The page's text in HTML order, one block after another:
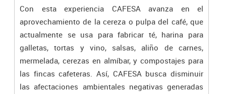
Con esta experiencia CAFESA avanza en el
aprovechamiento de la cereza o pulpa del café, que
actualmente se usa para fabricar té, harina para
galletas, tortas y vino, salsas, aliño de carnes,
mermelada, cerezas en almíbar, y compostajes para
las fincas cafeteras. Así, CAFESA busca disminuir
las afectaciones ambientales negativas generadas